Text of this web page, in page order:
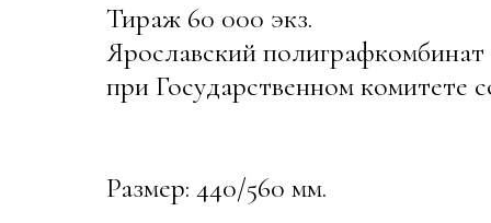
Тираж 60 000 экз.
Ярославский
при Государственном
Размер: 440/560 мм.